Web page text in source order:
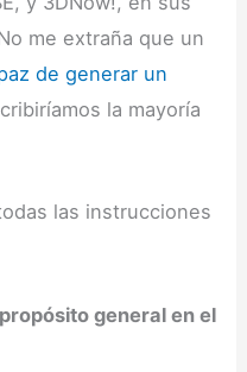
me extraña que un
de generar un
la mayoría
las instrucciones
general en el